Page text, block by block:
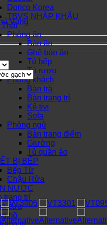
Dorico Korea
TBVS NHẬP KHẨU
Phòng ăn
Bàn ăn
Ghế bàn ăn
Tủ bếp
Tủ rượu
Phòng khách
Bàn trà
Bàn trang trí
Kệ tivi
Sofa
Phòng ngủ
Bàn trang điểm
Giường
Tủ quần áo
BỊ BẾP
Bếp Từ
Chậu Rửa
NƯỚC
trang trí
cửa
hồ
Vàng